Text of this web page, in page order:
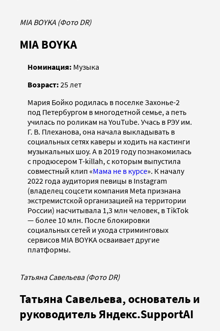
MIA BOYKA (Фото DR)
MIA BOYKA
Номинация: Музыка
Возраст: 25 лет
Мария Бойко родилась в поселке Захонье-2
под Петербургом в многодетной семье, а петь
училась по роликам на YouTube. Учась в РЭУ им.
Г. В. Плеханова, она начала выкладывать в
социальных сетях каверы и ходить на кастинги
музыкальных шоу. А в 2019 году познакомилась
с продюсером T-killah, с которым выпустила
совместный клип «Мама не в курсе». К началу
2022 года аудитория певицы в Instagram
(владелец соцсети компания Meta признана
экстремистской организацией на территории
России) насчитывала 1,3 млн человек, в TikTok
— более 10 млн. После блокировки
социальных сетей и ухода стриминговых
сервисов MIA BOYKA осваивает другие
платформы.
Татьяна Савельева (Фото DR)
Татьяна Савельева, основатель и
руководитель Яндекс.SupportAI